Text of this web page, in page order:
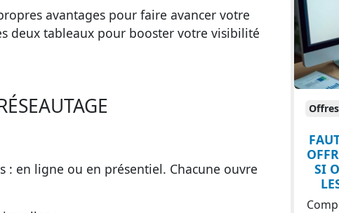
avantages pour faire avancer votre
deux tableaux pour booster votre visibilité
: en ligne ou en présentiel. Chacune ouvre
SI